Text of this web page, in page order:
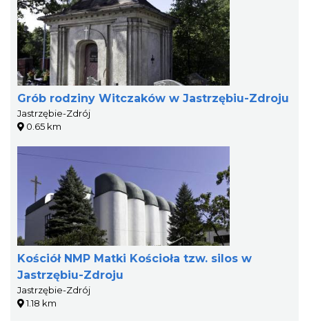
Grób rodziny Witczaków w Jastrzębiu-Zdroju
Jastrzębie-Zdrój
0.65 km
Kościół NMP Matki Kościoła tzw. silos w
Jastrzębiu-Zdroju
Jastrzębie-Zdrój
1.18 km